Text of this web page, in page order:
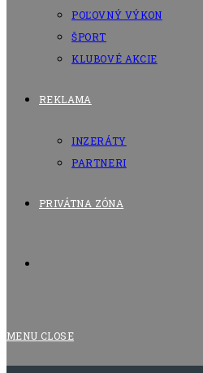
POĽOVNÝ VÝKON
ŠPORT
KLUBOVÉ AKCIE
REKLAMA
INZERÁTY
PARTNERI
PRIVÁTNA ZÓNA
MENU CLOSE